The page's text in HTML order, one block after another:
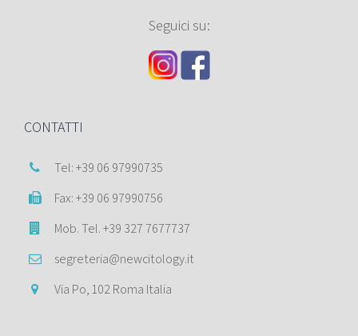
Seguici su:
CONTATTI
Tel: +39 06 97990735
Fax: +39 06 97990756
Mob. Tel. +39 327 7677737
segreteria@newcitology.it
Via Po, 102 Roma Italia